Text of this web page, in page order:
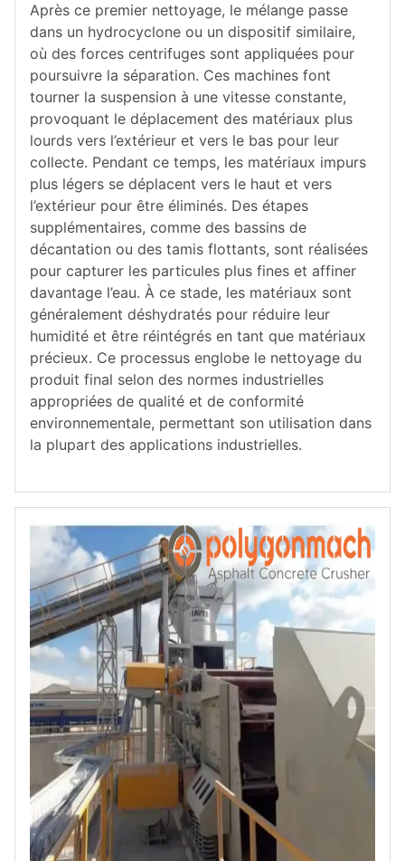
Après ce premier nettoyage, le mélange passe
dans un hydrocyclone ou un dispositif similaire,
où des forces centrifuges sont appliquées pour
poursuivre la séparation. Ces machines font
tourner la suspension à une vitesse constante,
provoquant le déplacement des matériaux plus
lourds vers l’extérieur et vers le bas pour leur
collecte. Pendant ce temps, les matériaux impurs
plus légers se déplacent vers le haut et vers
l’extérieur pour être éliminés. Des étapes
supplémentaires, comme des bassins de
décantation ou des tamis flottants, sont réalisées
pour capturer les particules plus fines et affiner
davantage l’eau. À ce stade, les matériaux sont
généralement déshydratés pour réduire leur
humidité et être réintégrés en tant que matériaux
précieux. Ce processus englobe le nettoyage du
produit final selon des normes industrielles
appropriées de qualité et de conformité
environnementale, permettant son utilisation dans
la plupart des applications industrielles.